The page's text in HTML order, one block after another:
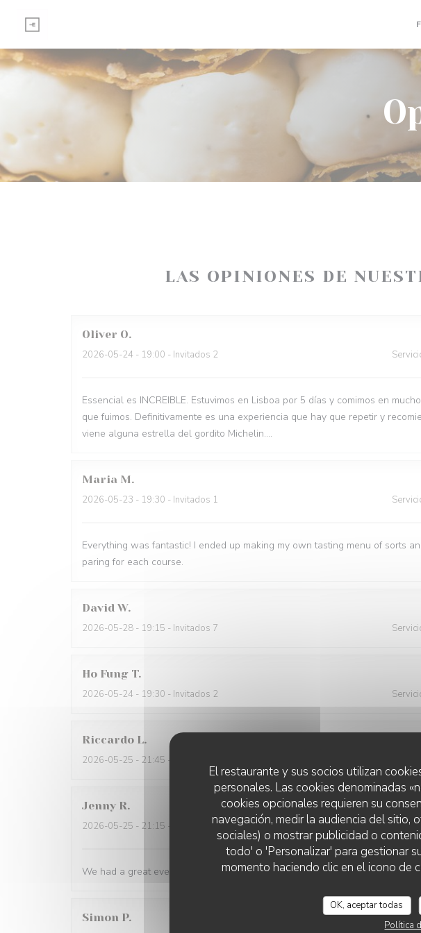
El restaurante y sus socios utilizan
personales. Las cookies denominadas
cookies opcionales requieren su
navegación, medir la audiencia del sitio,
sociales) o mostrar publicidad o
todo' o 'Personalizar' para gestionar
momento haciendo clic en el icono de
OK, aceptar todas
Política
LAS OPINIONES DE
Oliver O
2026-05-24 - 19:00 - Invitados 2
Essencial es INCREIBLE. Estuvimos en Lisboa por 5 días y comimos en
que fuimos. Definitivamente es una experiencia que hay que repetir y
viene alguna estrella del gordito Michelin....
Maria M
2026-05-23 - 19:30 - Invitados 1
Everything was fantastic! I ended up making my own tasting menu of sorts
paring for each course.
David W
2026-05-28 - 19:15 - Invitados 7
Ho Fung T
2026-05-24 - 19:30 - Invitados 2
Riccardo L
2026-05-25 - 21:45 - Invitados 2
Jenny R
2026-05-25 - 21:15 - Invitados 2
We had a great evening at Essencial. The staff was wonderful and the food
Simon P